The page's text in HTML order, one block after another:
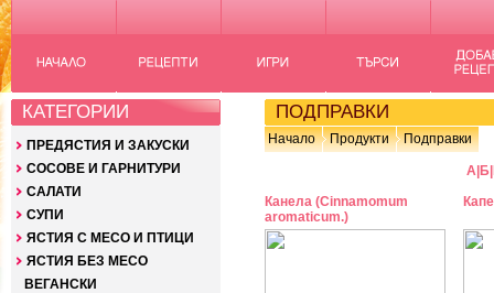
КАТЕГОРИИ
ПРЕДЯСТИЯ И ЗАКУСКИ
СОСОВЕ И ГАРНИТУРИ
САЛАТИ
СУПИ
ЯСТИЯ С МЕСО И ПТИЦИ
ЯСТИЯ БЕЗ МЕСО
ВЕГАНСКИ
ПОДПРАВКИ
Начало Продукти Подправки
А Б
Канела (Cinnamomum
aromaticum.)